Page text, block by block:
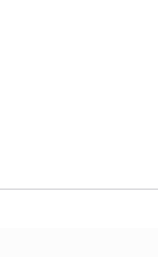
后服务中心（需提前
务中心（需提前预约
路交叉口百达翡丽